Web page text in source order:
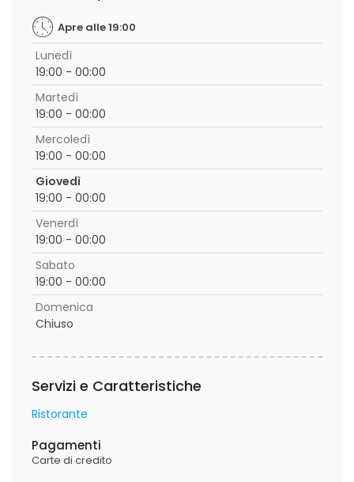
Apre alle 19:00
Lunedì
19:00 - 00:00
Martedì
19:00 - 00:00
Mercoledì
19:00 - 00:00
Giovedì
19:00 - 00:00
Venerdì
19:00 - 00:00
Sabato
19:00 - 00:00
Domenica
Chiuso
Servizi e Caratteristiche
Ristorante
Pagamenti
Carte di credito